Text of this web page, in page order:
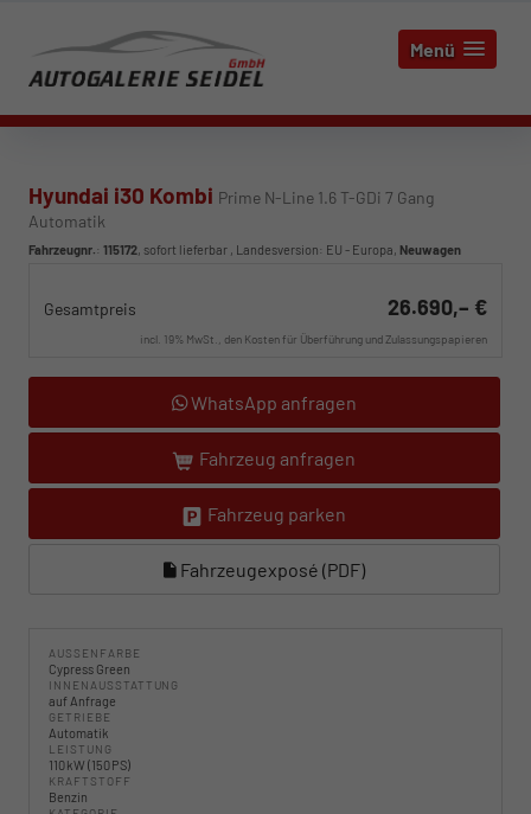
Menü
Hyundai i30 Kombi Prime N-Line 1.6 T-GDi 7 Gang
Automatik
Fahrzeugnr.: 115172, sofort lieferbar , Landesversion: EU - Europa, Neuwagen
Gesamtpreis 26.690,– €
incl. 19% MwSt., den Kosten für Überführung und Zulassungspapieren
WhatsApp anfragen
Fahrzeug anfragen
Fahrzeug parken
Fahrzeugexposé (PDF)
AUSSENFARBE
Cypress Green
INNENAUSSTATTUNG
auf Anfrage
GETRIEBE
Automatik
LEISTUNG
110 kW (150 PS)
KRAFTSTOFF
Benzin